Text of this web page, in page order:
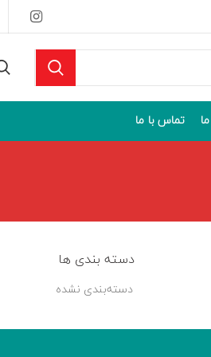
تماس با ما
دسته بندی ها
دسته‌بندی نشده